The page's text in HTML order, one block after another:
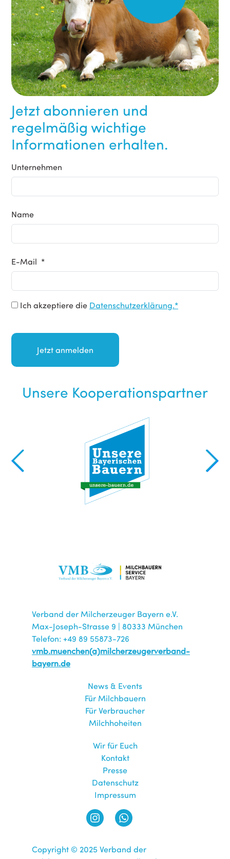
Jetzt abonnieren und
regelmäßig wichtige
Informationen erhalten.
Unternehmen
Name
E-Mail *
Ich akzeptiere die Datenschutzerklärung.*
Unsere Kooperationspartner
Verband der Milcherzeuger Bayern e.V.
Max-Joseph-Strasse 9 | 80333 München
Telefon: +49 89 55873-726
vmb.muenchen(a)milcherzeugerverband-
bayern.de
News & Events
Für Milchbauern
Für Verbraucher
Milchhoheiten
Wir für Euch
Kontakt
Presse
Datenschutz
Impressum
Copyright © 2025 Verband der